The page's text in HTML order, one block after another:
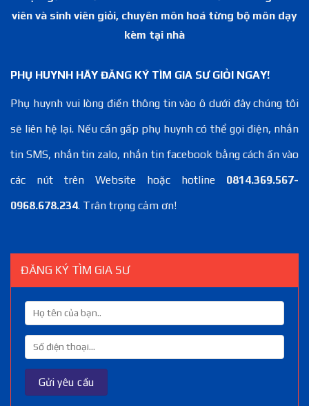
viên và sinh viên giỏi, chuyên môn hoá từng bộ môn dạy
kèm tại nhà
PHỤ HUYNH HÃY ĐĂNG KÝ TÌM GIA SƯ GIỎI NGAY!
Phụ huynh vui lòng điền thông tin vào ô dưới đây chúng tôi
sẽ liên hệ lại. Nếu cần gấp phụ huynh có thể gọi điện, nhắn
tin SMS, nhắn tin zalo, nhắn tin facebook bằng cách ấn vào
các nút trên Website hoặc hotline 0814.369.567-
0968.678.234. Trân trọng cảm ơn!
ĐĂNG KÝ TÌM GIA SƯ